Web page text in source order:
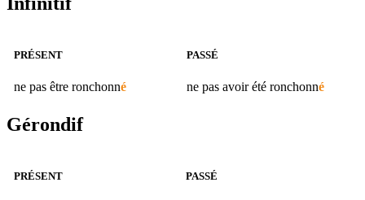
PRÉSENT
ne pas être ronchonné
PASSÉ
ne pas avoir été ronchonné
Gérondif
PRÉSENT PASSÉ